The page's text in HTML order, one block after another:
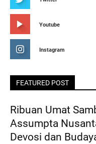
Youtube
Instagram
FEATURED POST
Ribuan Umat
Assumpta
Devosi dan